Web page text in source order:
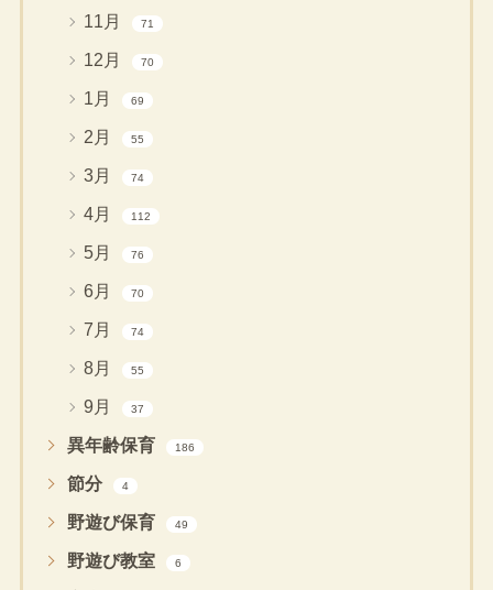
11月 71
12月 70
1月 69
2月 55
3月 74
4月 112
5月 76
6月 70
7月 74
8月 55
9月 37
異年齢保育 186
節分 4
野遊び保育 49
野遊び教室 6